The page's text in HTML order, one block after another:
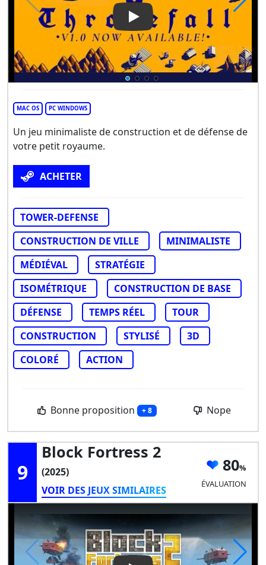
Play Video: Thronefall
MAC OS PC WINDOWS
Un jeu minimaliste de construction et de défense de
votre petit royaume.
ACHETER
TOWER-DEFENSE
CONSTRUCTION DE VILLE
MINIMALISTE
MÉDIÉVAL
STRATÉGIE
ISOMÉTRIQUE
CONSTRUCTION DE BASE
DÉFENSE
TEMPS RÉEL
TOUR
CONSTRUCTION
STYLISÉ
3D
COLORÉ
ACTION
Bonne proposition + 8 Nope
9
Block Fortress 2
(2025)
VOIR DES JEUX SIMILAIRES
80
ÉVALUATION